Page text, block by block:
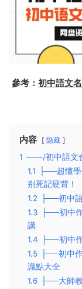
參考： 初中語文
内容 隐藏
1 ——/初中語文
1.1
├──超懂
别死記硬背！
1.2
├──初中
1.3
├──初中
講
1.4
├──初中
1.5
├──初中
識點大全
1.6
├──大師